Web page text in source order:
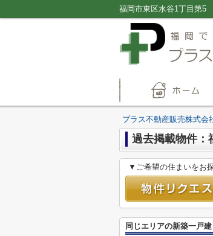
プラス不動産販売株式会
過去掲載物件：
▼ご希望の住まいをお
同じエリアの新築一戸建